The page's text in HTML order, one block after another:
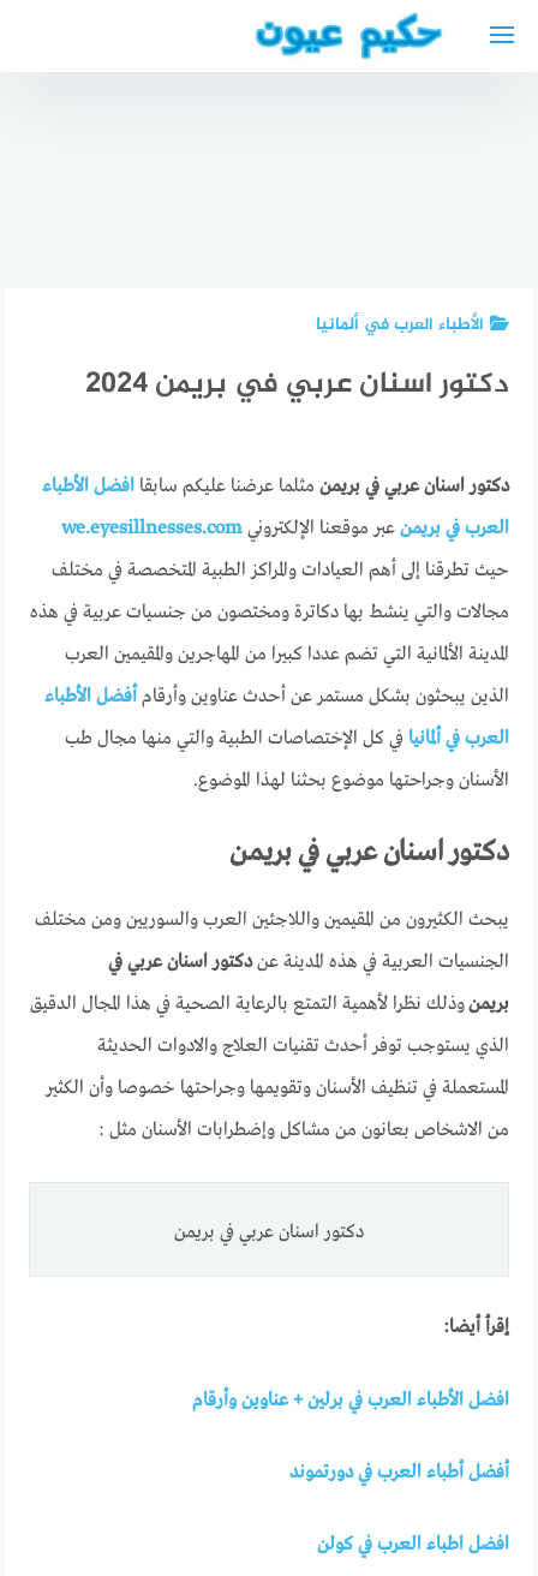
أحسن
الأطباء العرب في ألمانيا
دكتور اسنان عربي في بريمن 2024
دكتور اسنان عربي في بريمن مثلما عرضنا عليكم سابقاافضل الأطباء
العرب في بريمن عبر موقعنا الإلكترونيwe.eyesillnesses.com
حيث تطرقنا إلى أهم العيادات والمراكز الطبية المتخصصة في مختلف
مجالات والتي ينشط بها دكاترة ومختصون من جنسيات عربية في هذه
المدينة الألمانية التي تضم عددا كبيرا من المهاجرين والمقيمين العرب
الذين يبحثون بشكل مستمر عن أحدث عناوين وأرقامأفضل الأطباء
العرب في ألمانيا في كل الإختصاصات الطبية والتي منها مجال طب
الأسنان وجراحتها موضوع بحثنا لهذا الموضوع.
دكتور اسنان عربي في بريمن
يبحث الكثيرون من المقيمين واللاجئين العرب والسوريين ومن مختلف
الجنسيات العربية في هذه المدينة عندكتور اسنان عربي في
بريمنوذلك نظرا لأهمية التمتع بالرعاية الصحية في هذا المجال الدقيق
الذي يستوجب توفر أحدث تقنيات العلاج والادوات الحديثة
المستعملة في تنظيف الأسنان وتقويمها وجراحتها خصوصا وأن الكثير
من الاشخاص بعانون من مشاكل وإضطرابات الأسنان مثل :
دكتور اسنان عربي في بريمن
إقرأ أيضا:
افضل الأطباء العرب في برلين + عناوين وأرقام
أفضل أطباء العرب في دورتموند
افضل اطباء العرب في كولن